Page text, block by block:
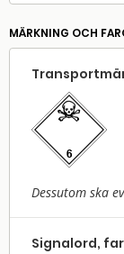
MÄRKNING OCH
Dessutom ska
Signalord,